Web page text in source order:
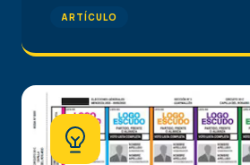
ARTÍCULO